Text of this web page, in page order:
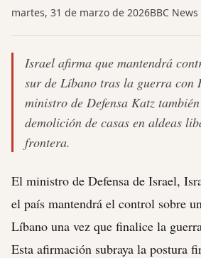
martes, 31 de marzo de 2026BBC News
Israel afirma que mantendrá
sur de Líbano tras la guerra con
ministro de Defensa Katz
demolición de casas en aldeas
frontera.
El ministro de Defensa de Israel,
el país mantendrá el control sobre
Líbano una vez que finalice la
Esta afirmación subraya la postura